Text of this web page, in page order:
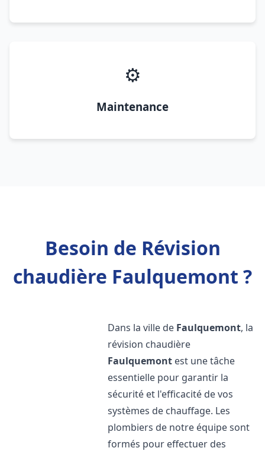
⚙️
Maintenance
Besoin de Révision
chaudière Faulquemont ?
Dans la ville de Faulquemont, la
révision chaudière
Faulquemont est une tâche
essentielle pour garantir la
sécurité et l'efficacité de vos
systèmes de chauffage. Les
plombiers de notre équipe sont
formés pour effectuer des